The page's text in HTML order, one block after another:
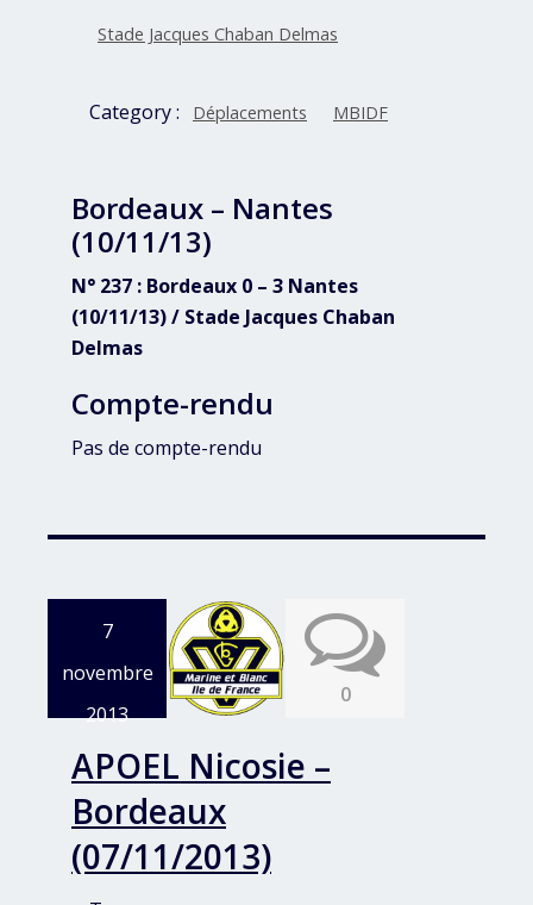
Stade Jacques Chaban Delmas
Category : Déplacements MBIDF
Bordeaux – Nantes
(10/11/13)
N° 237 : Bordeaux 0 – 3 Nantes
(10/11/13) / Stade Jacques Chaban
Delmas
Compte-rendu
Pas de compte-rendu
7
novembre
2013
0
APOEL Nicosie –
Bordeaux
(07/11/2013)